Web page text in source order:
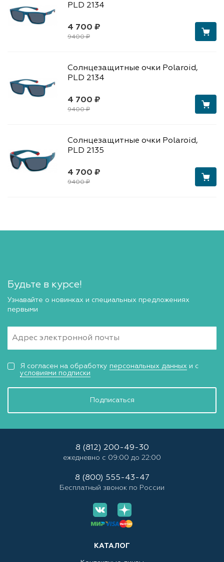
4 700 ₽
9400 ₽
PLD 2134
4 700 ₽
9400 ₽
Солнцезащитные очки Polaroid,
PLD 2134
4 700 ₽
9400 ₽
Солнцезащитные очки Polaroid,
PLD 2135
Будьте в курсе!
Узнавайте о новинках и специальных предложениях
первыми
Подписаться
Я согласен на обработку персональных данных и с
условиями подписки
КАТАЛОГ
8 (812) 200-49-30
ежедневно с 09:00 до 22:00
8 (800) 555-43-47
Бесплатный звонок по России